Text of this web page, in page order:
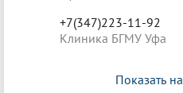
+7(347)223-11-92
Клиника БГМУ Уфа
Показать